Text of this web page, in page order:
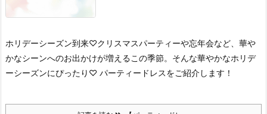
ホリデーシーズン到来♡クリスマスパーティーや忘年会など、華や
かなシーンへのお出かけが増えるこの季節。 そんな華やかなホリデ
ーシーズンにぴったり♡ パーティードレスをご紹介します！